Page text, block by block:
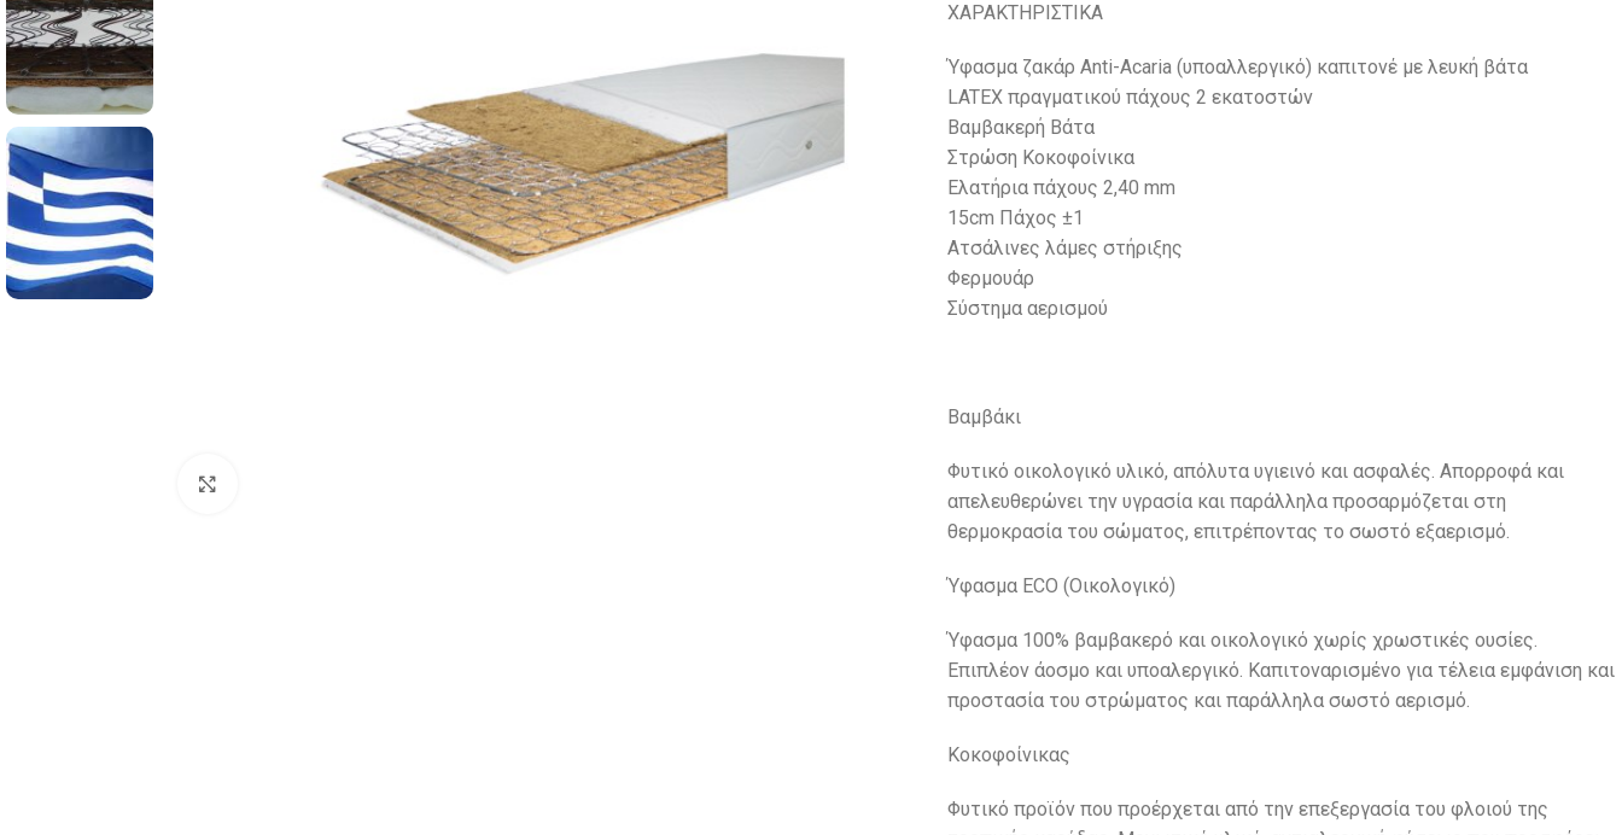
ΧΑΡΑΚΤΗΡΙΣΤΙΚΑ
Ύφασμα ζακάρ Anti-Acaria (υποαλλεργικό) καπιτονέ με λευκή βάτα
LATEX πραγματικού πάχους 2 εκατοστών
Βαμβακερή Βάτα
Στρώση Κοκοφοίνικα
Ελατήρια πάχους 2,40 mm
15cm Πάχος ±1
Ατσάλινες λάμες στήριξης
Φερμουάρ
Σύστημα αερισμού
Βαμβάκι
Φυτικό οικολογικό υλικό, απόλυτα υγιεινό και ασφαλές. Απορροφά και
απελευθερώνει την υγρασία και παράλληλα προσαρμόζεται στη
θερμοκρασία του σώματος, επιτρέποντας το σωστό εξαερισμό.
Ύφασμα ECO (Οικολογικό)
Ύφασμα 100% βαμβακερό και οικολογικό χωρίς χρωστικές ουσίες.
Επιπλέον άοσμο και υποαλεργικό. Καπιτοναρισμένο για τέλεια εμφάνιση και
προστασία του στρώματος και παράλληλα σωστό αερισμό.
Κοκοφοίνικας
Φυτικό προϊόν που προέρχεται από την επεξεργασία του φλοιού της